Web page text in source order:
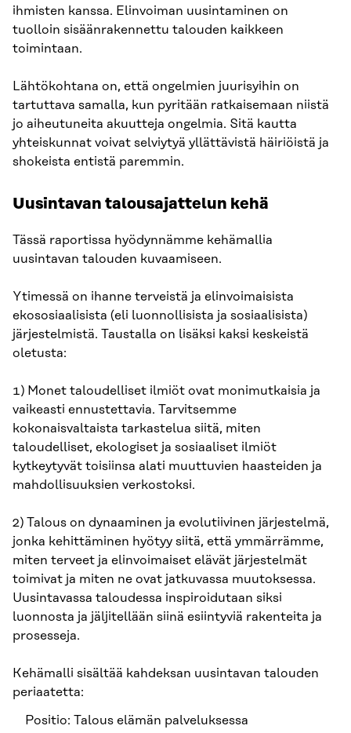
ihmisten kanssa. Elinvoiman uusintaminen on
tuolloin sisäänrakennettu talouden kaikkeen
toimintaan.
Lähtökohtana on, että ongelmien juurisyihin on
tartuttava samalla, kun pyritään ratkaisemaan niistä
jo aiheutuneita akuutteja ongelmia. Sitä kautta
yhteiskunnat voivat selviytyä yllättävistä häiriöistä ja
shokeista entistä paremmin.
Uusintavan talousajattelun kehä
Tässä raportissa hyödynnämme kehämallia
uusintavan talouden kuvaamiseen.
Ytimessä on ihanne terveistä ja elinvoimaisista
ekososiaalisista (eli luonnollisista ja sosiaalisista)
järjestelmistä. Taustalla on lisäksi kaksi keskeistä
oletusta:
1) Monet taloudelliset ilmiöt ovat monimutkaisia ja
vaikeasti ennustettavia. Tarvitsemme
kokonaisvaltaista tarkastelua siitä, miten
taloudelliset, ekologiset ja sosiaaliset ilmiöt
kytkeytyvät toisiinsa alati muuttuvien haasteiden ja
mahdollisuuksien verkostoksi.
2) Talous on dynaaminen ja evolutiivinen järjestelmä,
jonka kehittäminen hyötyy siitä, että ymmärrämme,
miten terveet ja elinvoimaiset elävät järjestelmät
toimivat ja miten ne ovat jatkuvassa muutoksessa.
Uusintavassa taloudessa inspiroidutaan siksi
luonnosta ja jäljitellään siinä esiintyviä rakenteita ja
prosesseja.
Kehämalli sisältää kahdeksan uusintavan talouden
periaatetta:
Positio: Talous elämän palveluksessa